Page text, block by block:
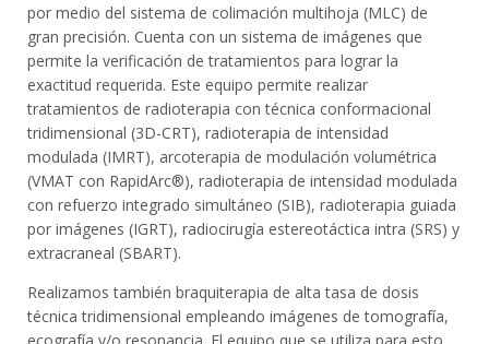
por medio del sistema de colimación multihoja (MLC) de
gran precisión. Cuenta con un sistema de imágenes que
permite la verificación de tratamientos para lograr la
exactitud requerida. Este equipo permite realizar
tratamientos de radioterapia con técnica conformacional
tridimensional (3D-CRT), radioterapia de intensidad
modulada (IMRT), arcoterapia de modulación volumétrica
(VMAT con RapidArc®), radioterapia de intensidad modulada
con refuerzo integrado simultáneo (SIB), radioterapia guiada
por imágenes (IGRT), radiocirugía estereotáctica intra (SRS) y
extracraneal (SBART).
Realizamos también braquiterapia de alta tasa de dosis
técnica tridimensional empleando imágenes de tomografía,